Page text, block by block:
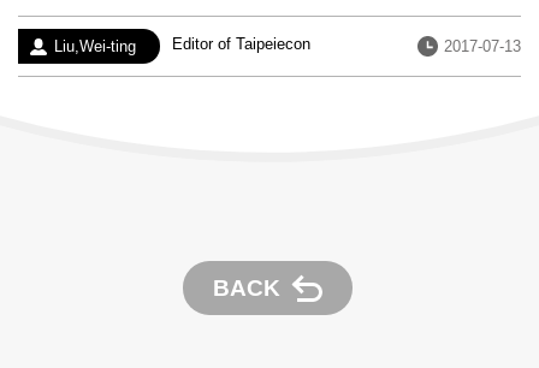
Author：
Liu,Wei-ting Experience：
Editor of Taipeiecon Date：
2017-07-13
BACK